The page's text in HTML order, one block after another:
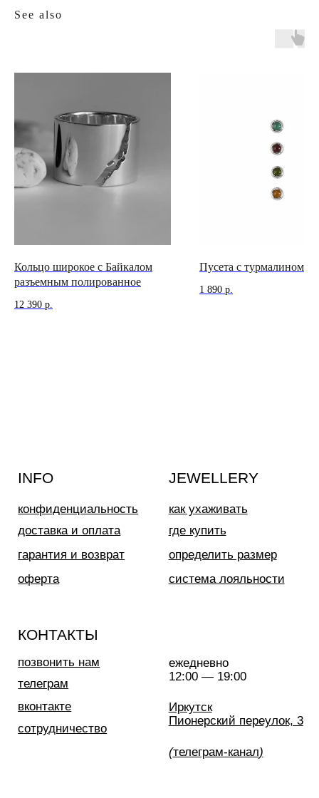
See also
Кольцо широкое с Байкалом
разъемным полированное
12 390 р.
Пусета с турмалином
1 890 р.
вконтакте
телеграм
позвонить нам
КОНТАКТЫ
INFO
ежедневно
12:00 — 19:00
Иркутск